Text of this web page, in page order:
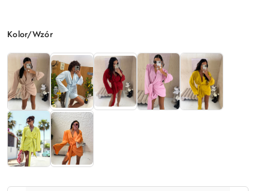
Wariant
Kolor/Wzór